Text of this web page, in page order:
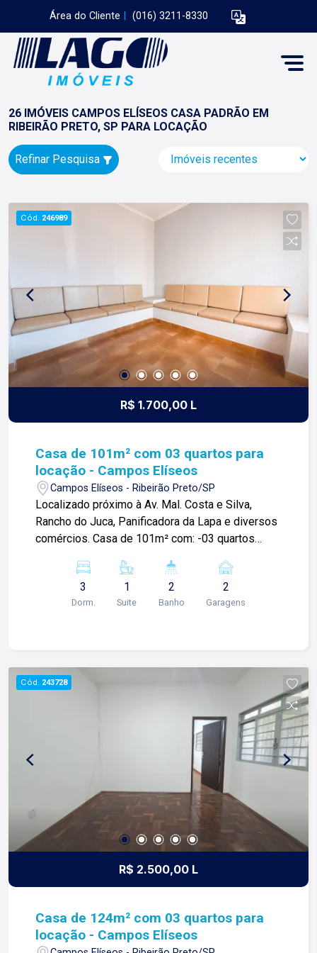
Área do Cliente (016) 3211-8330
26 IMÓVEIS CAMPOS ELÍSEOS CASA PADRÃO EM
RIBEIRÃO PRETO, SP PARA LOCAÇÃO
Refinar Pesquisa
Cód. 246989
R$ 1.700,00 L
Casa de 101m² com 03 quartos para
locação - Campos Elíseos
Campos Elíseos - Ribeirão Preto/SP
Localizado próximo à Av. Mal. Costa e Silva,
Rancho do Juca, Panificadora da Lapa e diversos
comércios. Casa de 101m² com: -03 quartos
-Cozinha com armários; -Área de serviços; -
Quintal; -02 vaga de garagens; Para mais
informações e agendar visita, entre em contato.
construímos laços fortes e indeléveis com
nossos proprietários e clientes. Somos uma
imobiliária que equilibra a tradicionalidade com o
arrojo e a força comercial da atualidade. A Lago é
sua principal imobiliária em Ribeirão Preto!
3
Dorm.
1
Suite
2
Banho
2
Garagens
Cód. 243728
R$ 2.500,00 L
Casa de 124m² com 03 quartos para
locação - Campos Elíseos